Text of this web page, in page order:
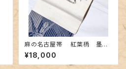
麻の名古屋帯 紅葉柄 墨色
手描き
¥18,000